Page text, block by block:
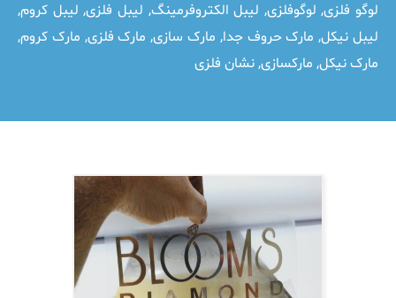
لوگو فلزی, لوگوفلزی, لیبل الکتروفرمینگ, لیبل فلزی, لیبل کروم,
لیبل نیکل, مارک حروف جدا, مارک سازی, مارک فلزی, مارک کروم,
مارک نیکل, مارکسازی,نشان فلزی